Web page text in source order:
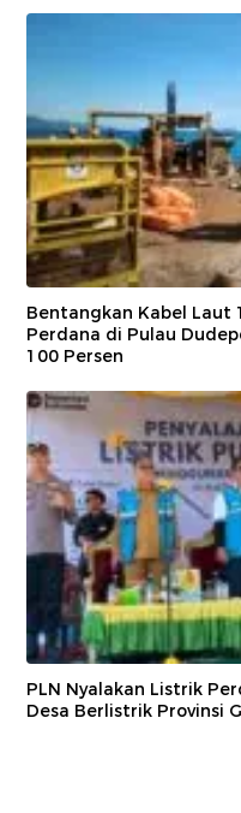
Bentangkan Kabel Laut
Perdana di Pulau
100 Persen
PLN Nyalakan Listrik
Desa Berlistrik Provinsi